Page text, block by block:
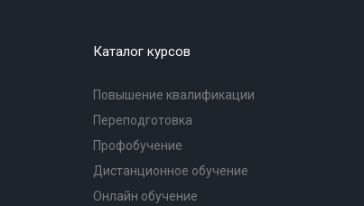
Каталог курсов
Повышение квалификации
Переподготовка
Профобучение
Дистанционное обучение
Онлайн обучение